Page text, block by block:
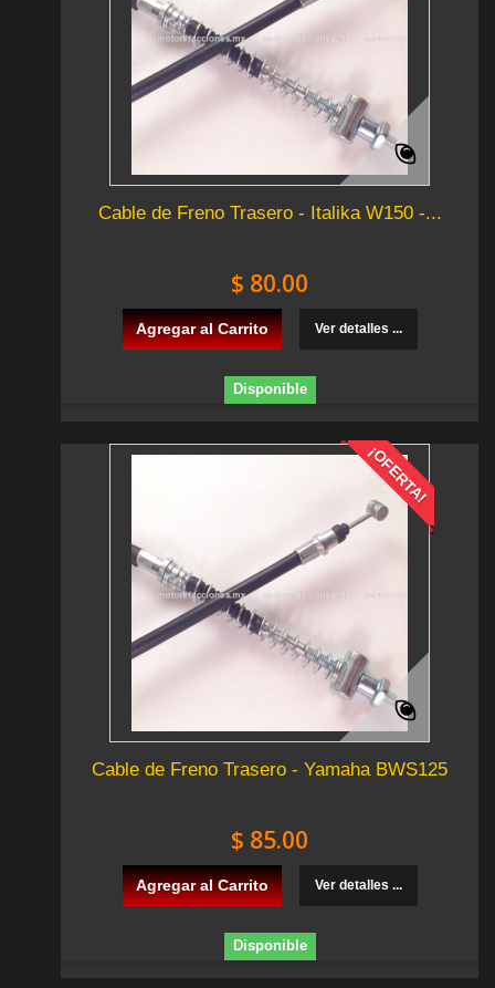
Cable de Freno Trasero - Italika W150 -...
$ 80.00
Agregar al Carrito Ver detalles ...
Disponible
¡OFERTA!
Cable de Freno Trasero - Yamaha BWS125
$ 85.00
Agregar al Carrito Ver detalles ...
Disponible